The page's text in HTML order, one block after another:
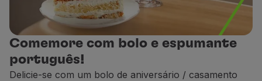
Vegetariana hindu
Não contém produtos de origem animal. Pode conter
Vegetariana hindu
Não contém produtos de origem animal. Pode conter
Comemore com bolo e espumante
português!
Delicie-se com um bolo de aniversário / casamento